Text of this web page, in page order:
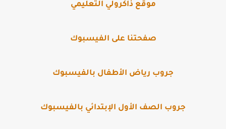
موقع ذاكرولي التعليمي
صفحتنا على الفيسبوك
جروب رياض الأطفال بالفيسبوك
جروب الصف الأول الإبتدائي بالفيسبوك